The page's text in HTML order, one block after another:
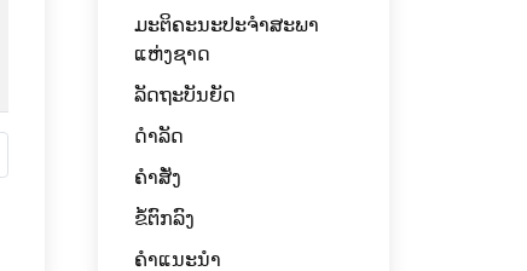
ມະຕິຄະນະປະຈຳສະພາ
ແຫ່ງຊາດ
ລັດຖະບັນຍັດ
ດໍາລັດ
ຄຳສັ່ງ
ຂໍ້ຕົກລົງ
ຄໍາແນະນໍາ